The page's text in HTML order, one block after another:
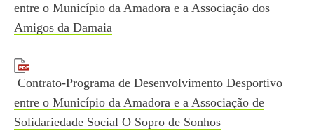
entre o Município da Amadora e a Associação dos
Amigos da Damaia
Contrato-Programa de Desenvolvimento Desportivo
entre o Município da Amadora e a Associação de
Solidariedade Social O Sopro de Sonhos